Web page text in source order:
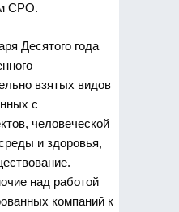
СРО.
Десятого года
взятых видов
с
человеческой
и здоровья,
над работой
компаний к